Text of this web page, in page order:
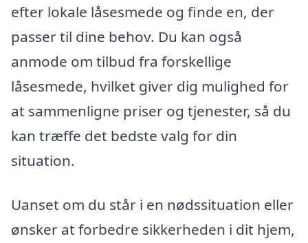
efter lokale låsesmede og finde en, der
passer til dine behov. Du kan også
anmode om tilbud fra forskellige
låsesmede, hvilket giver dig mulighed for
at sammenligne priser og tjenester, så du
kan træffe det bedste valg for din
situation.
Uanset om du står i en nødssituation eller
ønsker at forbedre sikkerheden i dit hjem,